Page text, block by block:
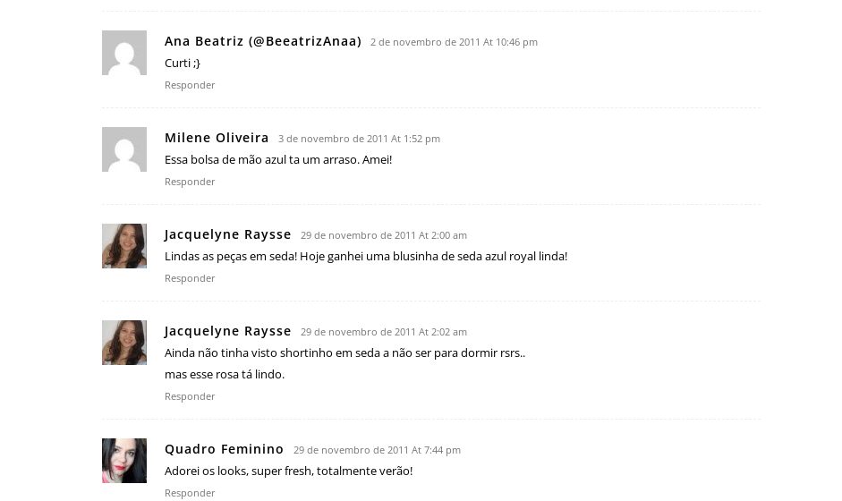
Ana Beatriz (@BeeatrizAnaa) 2 de novembro de 2011 At 10:46 pm
Curti ;}
Responder
Milene Oliveira 3 de novembro de 2011 At 1:52 pm
Essa bolsa de mão azul ta um arraso. Amei!
Responder
Jacquelyne Raysse 29 de novembro de 2011 At 2:00 am
Lindas as peças em seda! Hoje ganhei uma blusinha de seda azul royal linda!
Responder
Jacquelyne Raysse 29 de novembro de 2011 At 2:02 am
Ainda não tinha visto shortinho em seda a não ser para dormir rsrs..
mas esse rosa tá lindo.
Responder
Quadro Feminino 29 de novembro de 2011 At 7:44 pm
Adorei os looks, super fresh, totalmente verão!
Responder